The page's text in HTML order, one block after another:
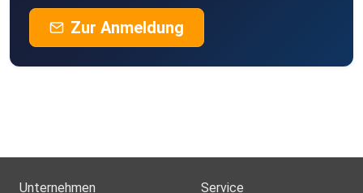
Zur Anmeldung
Unternehmen Service